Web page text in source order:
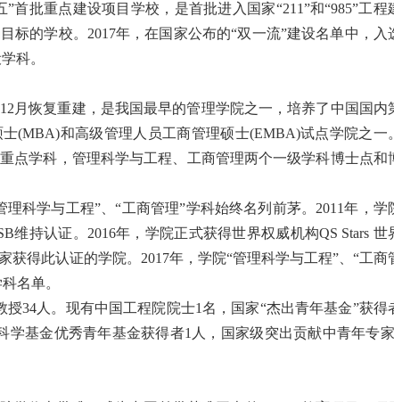
首批重点建设项目学校，是首批进入国家“211”和“985”工程
标的学校。2017年，在国家公布的“双一流”建设名单中，入
科。
月恢复重建，是我国最早的管理学院之一，培养了中国国内
(MBA)和高级管理人员工商管理硕士(EMBA)试点学院之一。
点学科，管理科学与工程、工商管理两个一级学科博士点和
科学与工程”、“工商管理”学科始终名列前茅。2011年，学
维持认证。2016年，学院正式获得世界权威机构QS Stars 世
得此认证的学院。2017年，学院“管理科学与工程”、“工商
名单。
34人。现有中国工程院院士1名，国家“杰出青年基金”获得
学基金优秀青年基金获得者1人，国家级突出贡献中青年专家